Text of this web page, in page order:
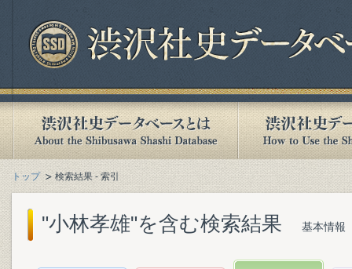
トップ 検索結果 - 索引
"小林孝雄"を含む検索結果 基本情報